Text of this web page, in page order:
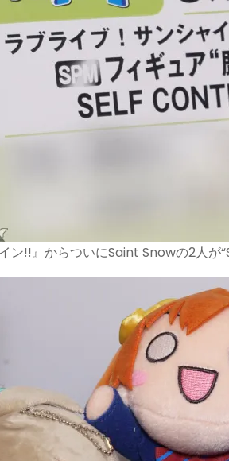
ン!!』からついにSaint Snowの2人が